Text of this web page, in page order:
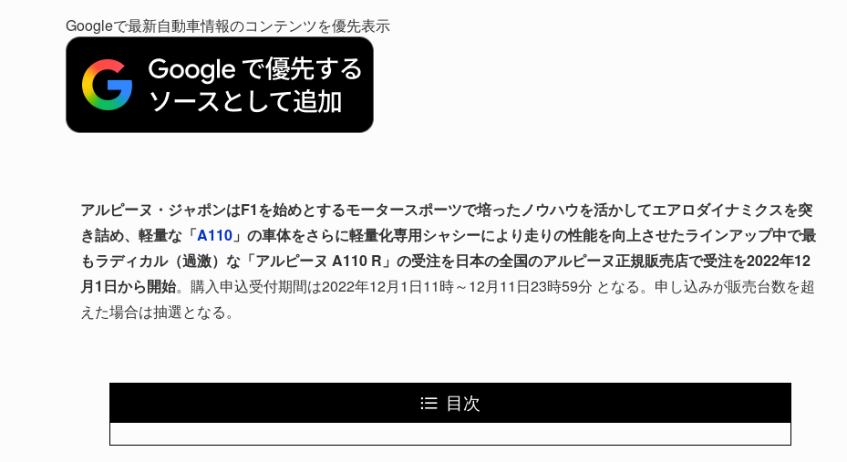
Googleで最新自動車情報のコンテンツを優先表示
アルピーヌ・ジャポンはF1を始めとするモータースポーツで培ったノウハウを活かしてエアロダイナミクスを突
き詰め、軽量な「A110 」の車体をさらに軽量化専用シャシーにより走りの性能を向上させたラインアップ中で最
もラディカル（過激）な「アルピーヌ A110 R」の受注を日本の全国のアルピーヌ正規販売店で受注を2022年12
月1日から開始。購入申込受付期間は2022年12月1日11時～12月11日23時59分 となる。申し込みが販売台数を超
えた場合は抽選となる。
目次